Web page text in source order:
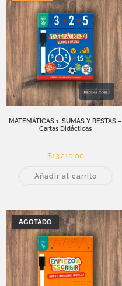
MATEMÁTICAS 1. SUMAS Y RESTAS –
Cartas Didácticas
$13.210,00
Añadir al carrito
AGOTADO